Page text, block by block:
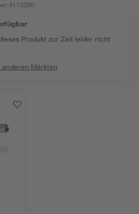
:4112290
Produkt zur Zeit leider nicht
anderen Märkten